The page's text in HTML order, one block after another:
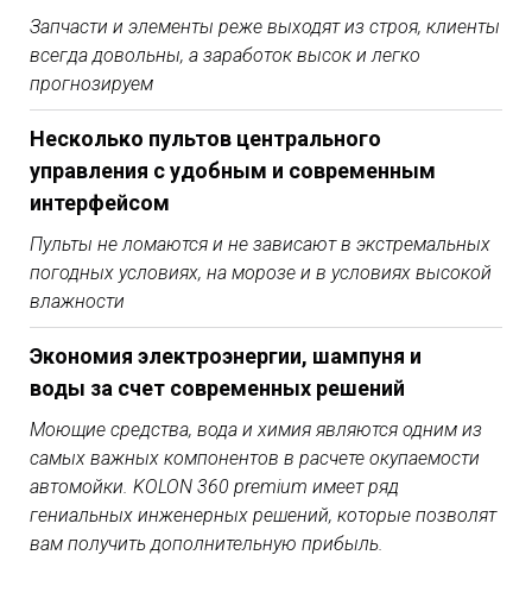
Запчасти и элементы реже выходят из строя, клиенты
всегда довольны, а заработок высок и легко
прогнозируем
Несколько пультов центрального
управления с удобным и современным
интерфейсом
Пульты не ломаются и не зависают в экстремальных
погодных условиях, на морозе и в условиях высокой
влажности
Экономия электроэнергии, шампуня и
воды за счет современных решений
Моющие средства, вода и химия являются одним из
самых важных компонентов в расчете окупаемости
автомойки. KOLON 360 premium имеет ряд
гениальных инженерных решений, которые позволят
вам получить дополнительную прибыль.